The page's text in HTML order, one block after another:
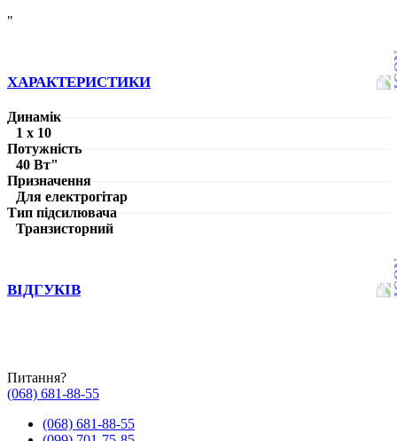
"
ХАРАКТЕРИСТИКИ
Динамік
1 х 10
Потужність
40 Вт"
Призначення
Для електрогітар
Тип підсилювача
Транзисторний
ВІДГУКІВ
Питання?
(068) 681-88-55
(068) 681-88-55